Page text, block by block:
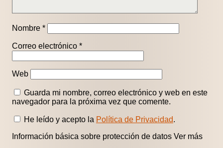
Nombre *
Correo electrónico *
Web
Guarda mi nombre, correo electrónico y web en este
navegador para la próxima vez que comente.
He leído y acepto la Política de Privacidad.
Información básica sobre protección de datos Ver más